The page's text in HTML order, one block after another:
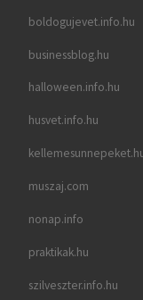
boldogujevet.info.hu
businessblog.hu
halloween.info.hu
husvet.info.hu
muszaj.com
nonap.info
praktikak.hu
szilveszter.info.hu